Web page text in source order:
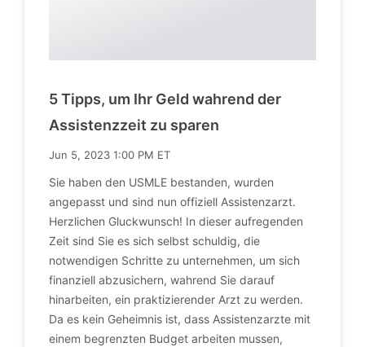
5 Tipps, um Ihr Geld wahrend der
Assistenzzeit zu sparen
Jun 5, 2023 1:00 PM ET
Sie haben den USMLE bestanden, wurden
angepasst und sind nun offiziell Assistenzarzt.
Herzlichen Gluckwunsch! In dieser aufregenden
Zeit sind Sie es sich selbst schuldig, die
notwendigen Schritte zu unternehmen, um sich
finanziell abzusichern, wahrend Sie darauf
hinarbeiten, ein praktizierender Arzt zu werden.
Da es kein Geheimnis ist, dass Assistenzarzte mit
einem begrenzten Budget arbeiten mussen,